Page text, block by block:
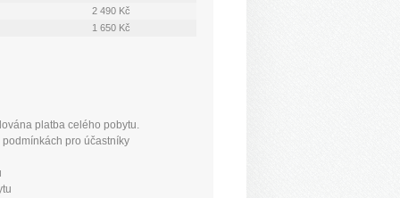
2 490 Kč
1 650 Kč
platba celého pobytu.
pro účastníky